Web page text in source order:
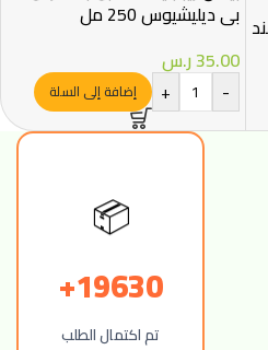
بي ديليشيوس 250 مل
35.00ر.س
-
+ إضافة إلى السلة
📦
19630+
تم اكتمال الطلب